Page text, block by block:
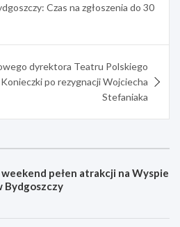
Czas na zgłoszenia do 30
dyrektora Teatru Polskiego
po rezygnacji Wojciecha
Stefaniaka
pełen atrakcji na Wyspie
Bydgoszczy